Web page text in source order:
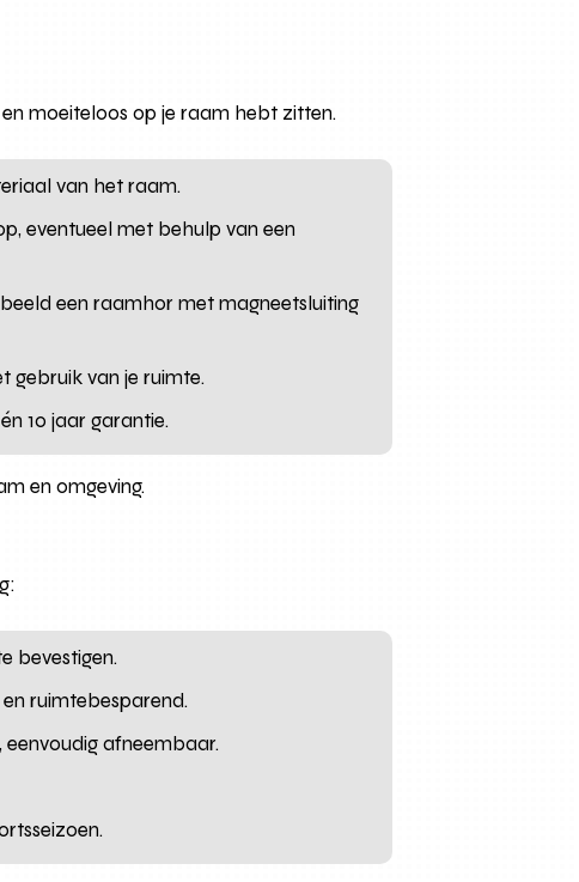
moeiteloos op je raam hebt zitten.
van het raam.
eventueel met behulp van een
een raamhor met magneetsluiting
gebruik van je ruimte.
10 jaar garantie.
en omgeving.
bevestigen.
ruimtebesparend.
afneembaar.